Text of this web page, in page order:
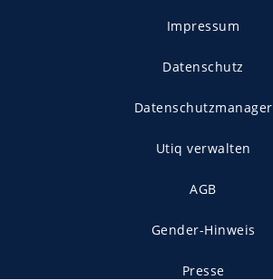
Impressum
Datenschutz
Datenschutzmanager
Utiq verwalten
AGB
Gender-Hinweis
Presse